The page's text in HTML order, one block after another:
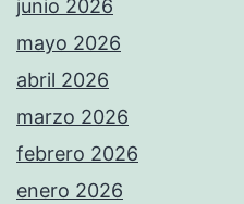
junio 2026
mayo 2026
abril 2026
marzo 2026
febrero 2026
enero 2026